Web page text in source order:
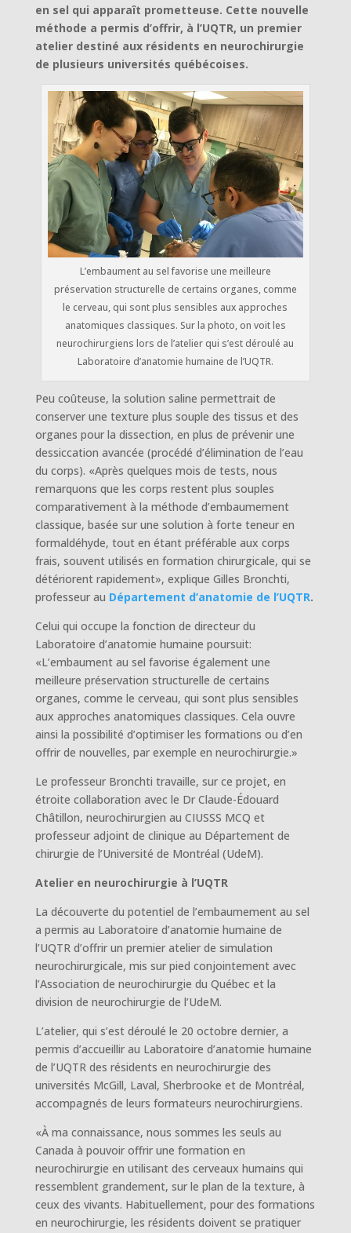
en sel qui apparaît prometteuse. Cette nouvelle
méthode a permis d’offrir, à l’UQTR, un premier
atelier destiné aux résidents en neurochirurgie
de plusieurs universités québécoises.
L’embaument au sel favorise une meilleure
préservation structurelle de certains organes, comme
le cerveau, qui sont plus sensibles aux approches
anatomiques classiques. Sur la photo, on voit les
neurochirurgiens lors de l’atelier qui s’est déroulé au
Laboratoire d’anatomie humaine de l’UQTR.
Peu coûteuse, la solution saline permettrait de
conserver une texture plus souple des tissus et des
organes pour la dissection, en plus de prévenir une
dessiccation avancée (procédé d’élimination de l’eau
du corps). «Après quelques mois de tests, nous
remarquons que les corps restent plus souples
comparativement à la méthode d’embaumement
classique, basée sur une solution à forte teneur en
formaldéhyde, tout en étant préférable aux corps
frais, souvent utilisés en formation chirurgicale, qui se
détériorent rapidement», explique Gilles Bronchti,
professeur au Département d’anatomie de l’UQTR.
Celui qui occupe la fonction de directeur du
Laboratoire d’anatomie humaine poursuit:
«L’embaument au sel favorise également une
meilleure préservation structurelle de certains
organes, comme le cerveau, qui sont plus sensibles
aux approches anatomiques classiques. Cela ouvre
ainsi la possibilité d’optimiser les formations ou d’en
offrir de nouvelles, par exemple en neurochirurgie.»
Le professeur Bronchti travaille, sur ce projet, en
étroite collaboration avec le Dr Claude-Édouard
Châtillon, neurochirurgien au CIUSSS MCQ et
professeur adjoint de clinique au Département de
chirurgie de l’Université de Montréal (UdeM).
Atelier en neurochirurgie à l’UQTR
La découverte du potentiel de l’embaumement au sel
a permis au Laboratoire d’anatomie humaine de
l’UQTR d’offrir un premier atelier de simulation
neurochirurgicale, mis sur pied conjointement avec
l’Association de neurochirurgie du Québec et la
division de neurochirurgie de l’UdeM.
L’atelier, qui s’est déroulé le 20 octobre dernier, a
permis d’accueillir au Laboratoire d’anatomie humaine
de l’UQTR des résidents en neurochirurgie des
universités McGill, Laval, Sherbrooke et de Montréal,
accompagnés de leurs formateurs neurochirurgiens.
«À ma connaissance, nous sommes les seuls au
Canada à pouvoir offrir une formation en
neurochirurgie en utilisant des cerveaux humains qui
ressemblent grandement, sur le plan de la texture, à
ceux des vivants. Habituellement, pour des formations
en neurochirurgie, les résidents doivent se pratiquer